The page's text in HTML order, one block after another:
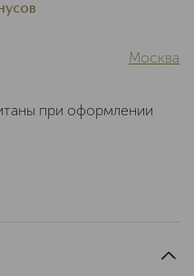
Москва
при оформлении